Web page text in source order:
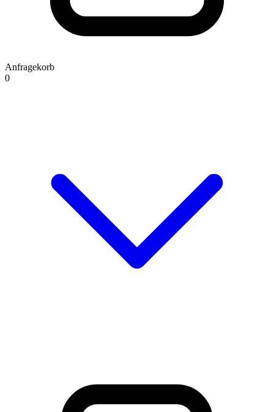
Anfragekorb
0